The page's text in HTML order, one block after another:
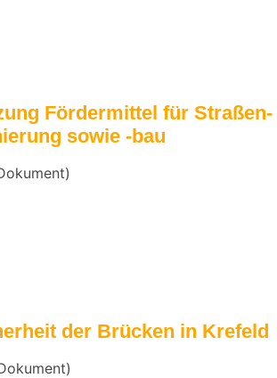
Fördermittel für Straßen-
sowie -bau
der Brücken in Krefeld